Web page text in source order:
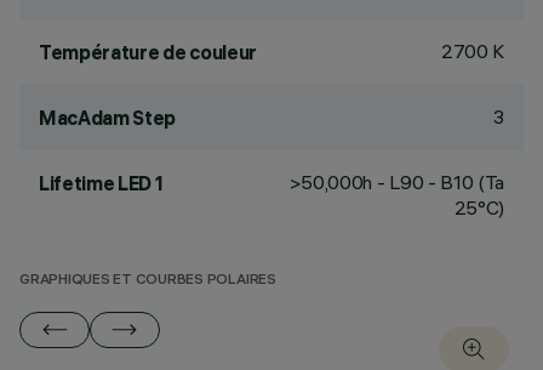
Température de couleur 2700 K
MacAdam Step 3
Lifetime LED 1
>50,000h - L90 - B10 (Ta
25°C)
GRAPHIQUES ET COURBES POLAIRES